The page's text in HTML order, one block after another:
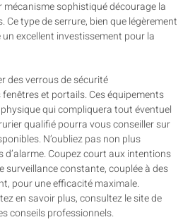
mécanisme sophistiqué décourage la
type de serrure, bien que légèrement
excellent investissement pour la
des verrous de sécurité
et portails. Ces équipements
qui compliquera tout éventuel
qualifié pourra vous conseiller sur
N’oubliez pas non plus
d’alarme. Coupez court aux intentions
surveillance constante, couplée à des
pour une efficacité maximale.
en savoir plus, consultez le site de
conseils professionnels.